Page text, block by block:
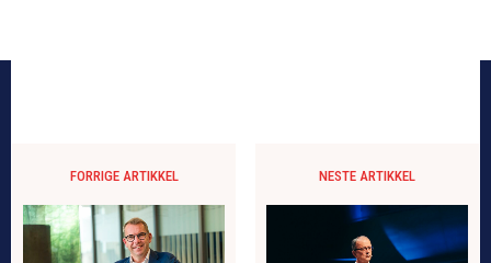
FORRIGE ARTIKKEL NESTE ARTIKKEL